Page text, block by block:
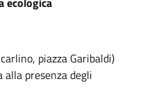
piazza Garibaldi)
presenza degli